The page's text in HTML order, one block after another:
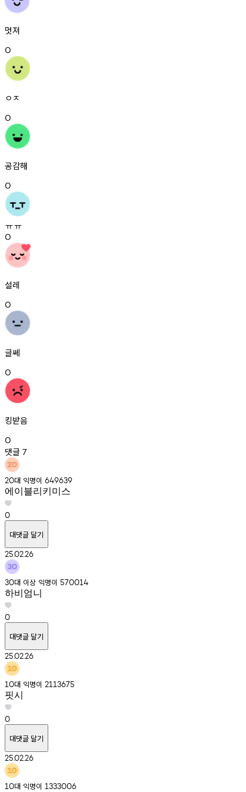
멋져
0
ㅇㅈ
0
공감해
0
ㅠㅠ
0
설레
0
글쎄
0
킹받음
0
댓글 7
20대 익명이 649639
에이블리키미스
0
대댓글 달기
25.02.26
30대 이상 익명이 570014
하비엄니
0
대댓글 달기
25.02.26
10대 익명이 2113675
핏시
0
대댓글 달기
25.02.26
10대 익명이 1333006